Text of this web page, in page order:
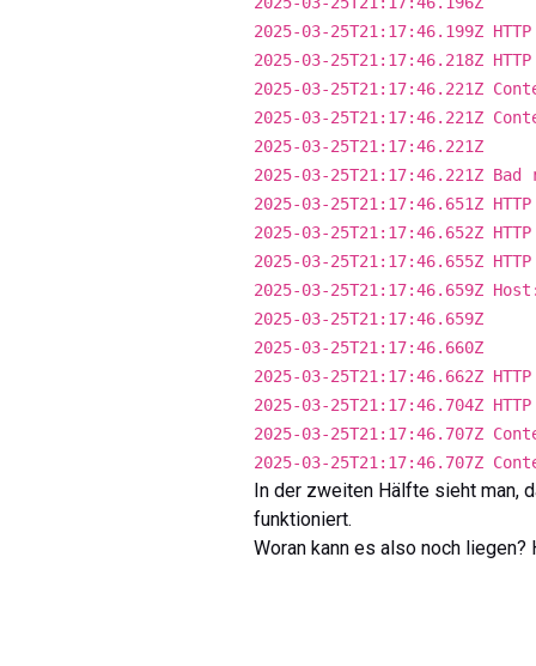
2025-03-25T21:17:46.199Z
2025-03-25T21:17:46.218Z
2025-03-25T21:17:46.221Z
2025-03-25T21:17:46.221Z
2025-03-25T21:17:46.221Z
2025-03-25T21:17:46.221Z
2025-03-25T21:17:46.651Z
2025-03-25T21:17:46.652Z
2025-03-25T21:17:46.655Z
2025-03-25T21:17:46.659Z
2025-03-25T21:17:46.659Z
2025-03-25T21:17:46.660Z
2025-03-25T21:17:46.662Z
2025-03-25T21:17:46.704Z
2025-03-25T21:17:46.707Z
2025-03-25T21:17:46.707Z
In der zweiten Hälfte sieht man,
funktioniert.
Woran kann es also noch